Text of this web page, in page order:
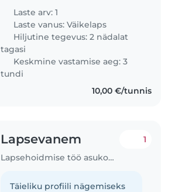
Laste arv: 1
Laste vanus:Väikelaps
Hiljutine tegevus: 2 nädalat
tagasi
Keskmine vastamise aeg: 3
tundi
10,00 €/tunnis
Lapsevanem
Lapsehoidmise töö asukohas Kose (Harju maakond)
1
Täieliku profiili nägemiseks